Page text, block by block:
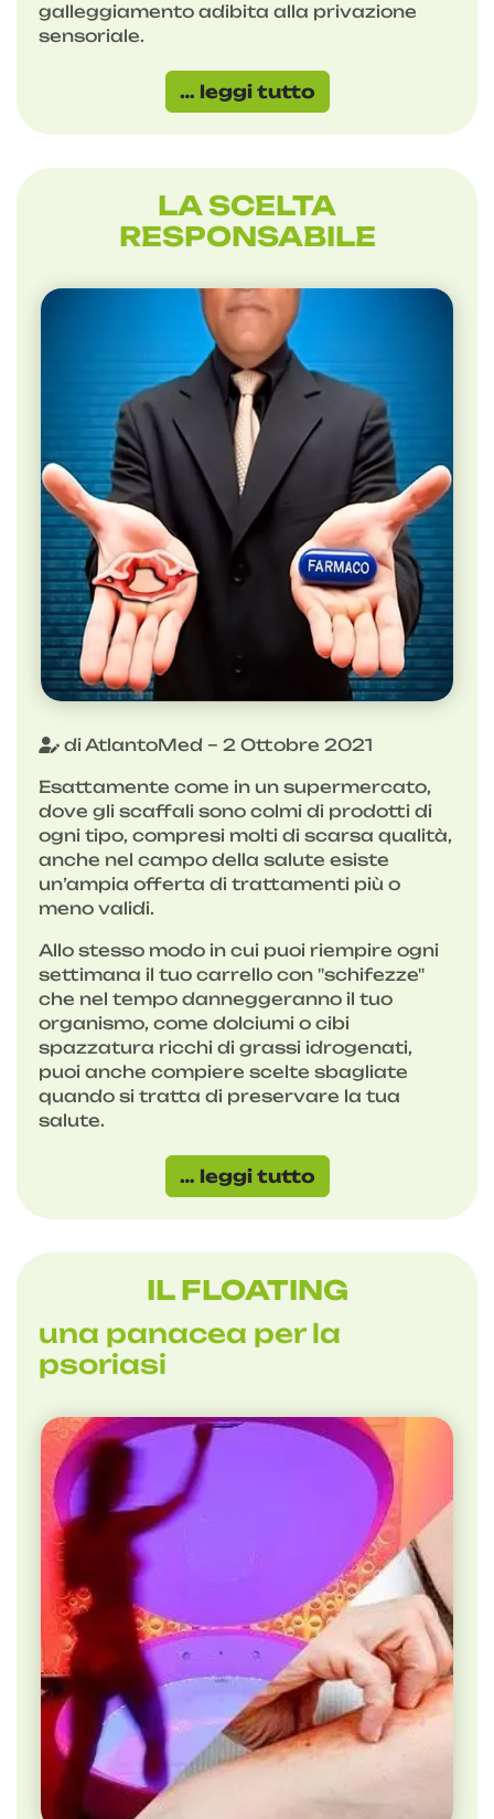
galleggiamento adibita alla privazione
sensoriale.
… leggi tutto
LA SCELTA
RESPONSABILE
di AtlantoMed – 2 Ottobre 2021
Esattamente come in un supermercato,
dove gli scaffali sono colmi di prodotti di
ogni tipo, compresi molti di scarsa qualità,
anche nel campo della salute esiste
un’ampia offerta di trattamenti più o
meno validi.
Allo stesso modo in cui puoi riempire ogni
settimana il tuo carrello con "schifezze"
che nel tempo danneggeranno il tuo
organismo, come dolciumi o cibi
spazzatura ricchi di grassi idrogenati,
puoi anche compiere scelte sbagliate
quando si tratta di preservare la tua
salute.
… leggi tutto
IL FLOATING
una panacea per la
psoriasi